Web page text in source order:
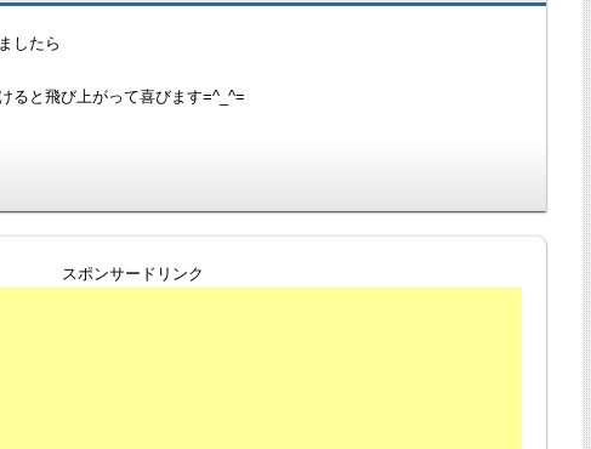
したら
ると飛び上がって喜びます=^_^=
スポンサードリンク